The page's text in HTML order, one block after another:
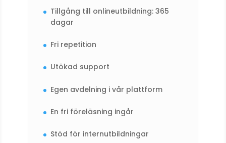
Tillgång till onlineutbildning: 365
dagar
Fri repetition
Utökad support
Egen avdelning i vår plattform
En fri föreläsning ingår
Stöd för internutbildningar